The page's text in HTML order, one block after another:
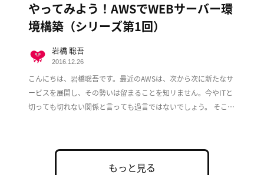
やってみよう！AWSでWEBサーバー環
境構築（シリーズ第1回）
こんにちは、岩橋聡吾です。最近のAWSは、次から次に新たなサ
ービスを展開し、その勢いは留まることを知リません。今やITと
切っても切れない関係と言っても過言ではないでしょう。 そこで
岩橋 聡吾
2016.12.26
もっと見る